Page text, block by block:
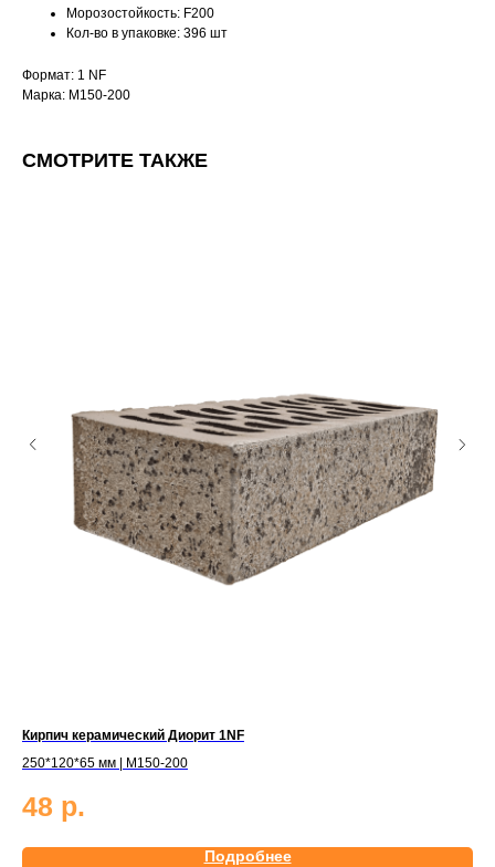
Морозостойкость: F200
Кол-во в упаковке: 396 шт
Формат: 1 NF
Марка: М150-200
СМОТРИТЕ ТАКЖЕ
Кирпич керамический Диорит 1NF
250*120*65 мм | М150-200
48 р.
Подробнее